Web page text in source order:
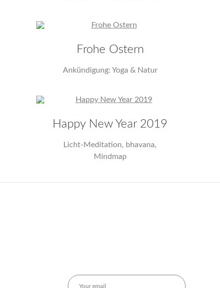
Frohe Ostern
Ankündigung: Yoga & Natur
Happy New Year 2019
Licht-Meditation, bhavana,
Mindmap